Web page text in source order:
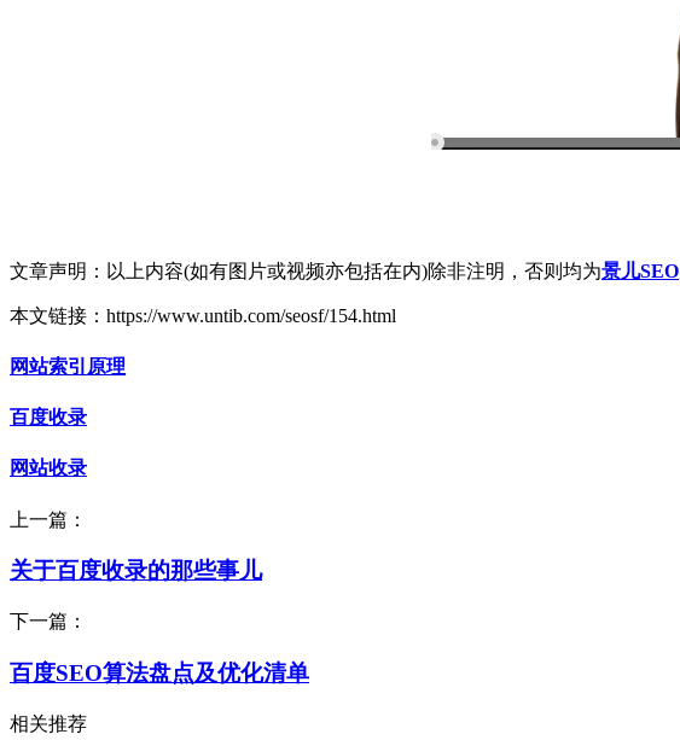
文章声明：以上内容(如有图片或视频亦包括在内)除非注明，否则均为景儿SEO
本文链接：https://www.untib.com/seosf/154.html
网站索引原理
百度收录
网站收录
上一篇：
关于百度收录的那些事儿
下一篇：
百度SEO算法盘点及优化清单
相关推荐